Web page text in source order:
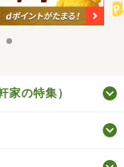
家の特集）